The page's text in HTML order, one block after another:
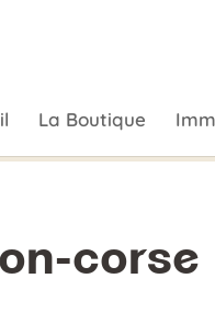
La Boutique
corse